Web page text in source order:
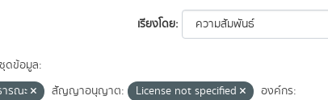
เรียงโดย
ดข้อมูล:
รณะ สัญญาอนุญาต: License not specified
องค์กร: